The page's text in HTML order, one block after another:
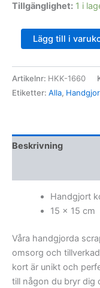
Tillgänglighet: 1 i
Handgjort
kort
Lägg till i
Artikelnr: HKK-1660
Etiketter: Alla,
Beskrivning
Handgjort
15 x 15 cm
Våra handgjorda
omsorg och
kort är unikt och
till någon du bryr dig